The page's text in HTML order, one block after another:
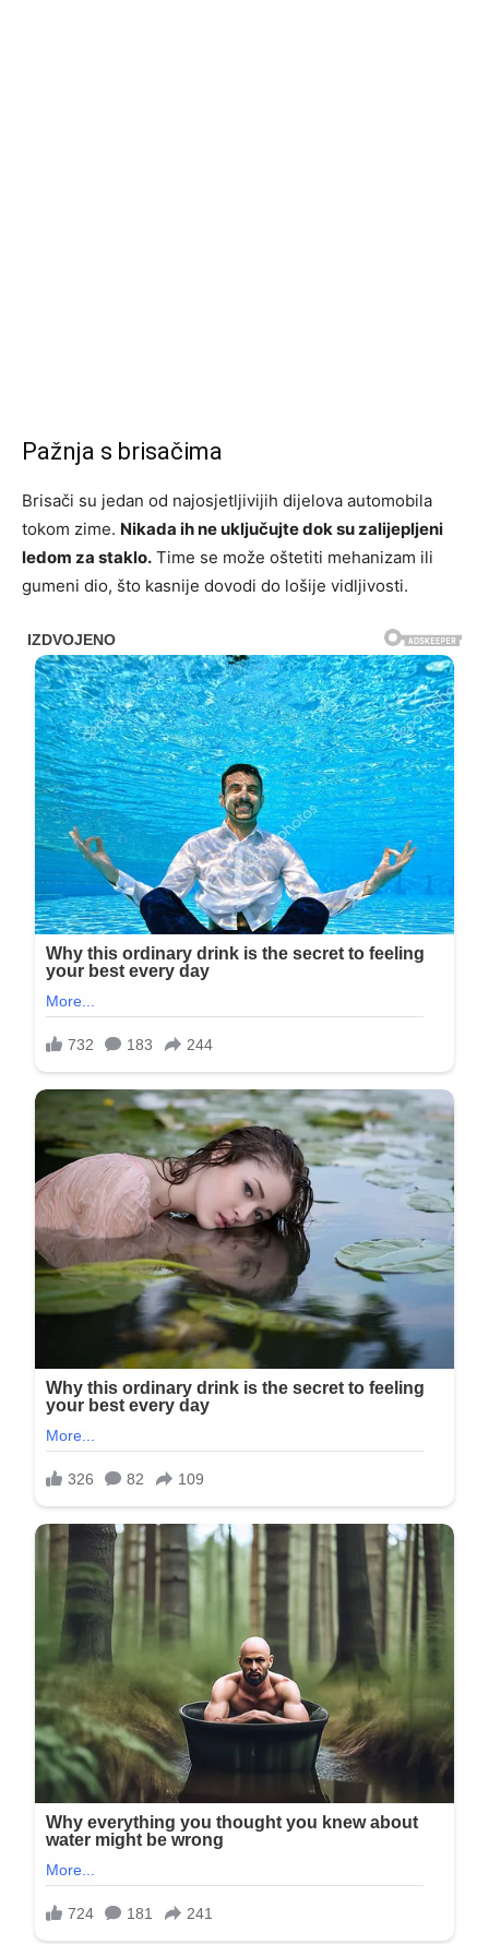
Pažnja s brisačima
Brisači su jedan od najosjetljivijih dijelova automobila
tokom zime. Nikada ih ne uključujte dok su zalijepljeni
ledom za staklo. Time se može oštetiti mehanizam ili
gumeni dio, što kasnije dovodi do lošije vidljivosti.